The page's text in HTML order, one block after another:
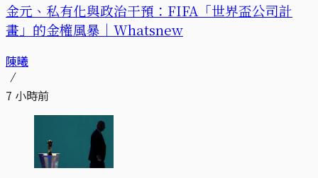
金元、私有化與政治干預：FIFA「世界盃公司計
畫」的金權風暴｜Whatsnew
陳曦
7 小時前